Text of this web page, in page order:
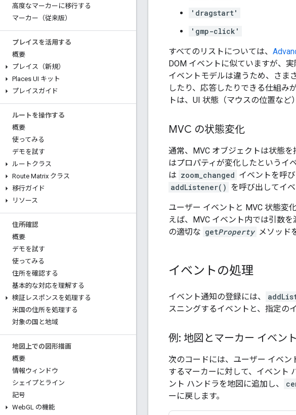
高度なマーカーに移行する
マーカー（従来版）
プレイスを活用する
概要
プレイス（新規）
Places UI キット
プレイスガイド
ルートを操作する
概要
使ってみる
デモを試す
ルートクラス
Route Matrix クラス
移行ガイド
リソース
住所確認
概要
デモを試す
使ってみる
住所を確認する
基本的な対応を理解する
検証レスポンスを処理する
米国の住所を処理する
対象の国と地域
地図上での図形描画
概要
情報ウィンドウ
シェイプとライン
記号
WebGL の機能
'dragstart'
'gmp-click'
すべてのリストについては、
DOM イベントに似ていますが、
イベントモデルは違うため、さま
したり、応答したりできる仕組み
トは、UI 状態（マウスの位置など
MVC の状態変化
通常、MVC オブジェクトは状態
はプロパティが変化したというイ
は zoom_changed イベントを呼
addListener() を呼び出してイ
ユーザー イベントと MVC 状態変
えば、MVC イベント内では引数
の適切な getProperty メソッド
イベントの処理
イベント通知の登録には、
スニングするイベントと、指定の
例: 地図とマーカー イベント
次のコードには、ユーザー イベ
するマーカーに対して、イベント
ント ハンドラを地図に追加し、
ーに戻します。